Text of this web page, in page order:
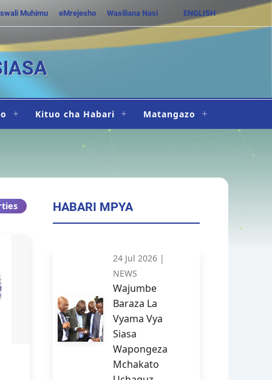
Muhimu eMrejesho Wasiliana Nasi ENGLISH
Kituo cha Habari Matangazo
HABARI MPYA
24 Jul 2026 |
NEWS
Wajumbe
Baraza La
Vyama Vya
Siasa
Wapongeza
Mchakato